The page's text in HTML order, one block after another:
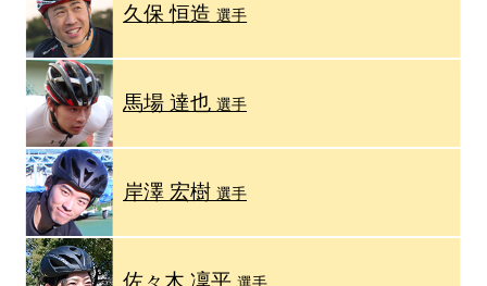
久保 恒造選手
馬場 達也選手
岸澤 宏樹選手
佐々木 凜平